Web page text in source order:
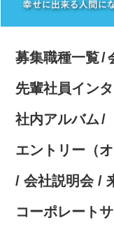
募集職種一覧
先輩社員イン
社内アルバム
エントリー（
/ 会社説明会 /
コーポレート